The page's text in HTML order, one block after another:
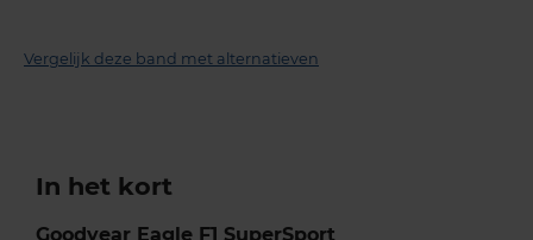
Vergelijk deze band met alternatieven
In het kort
Goodyear Eagle F1 SuperSport